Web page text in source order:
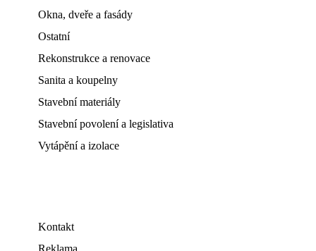
Okna, dveře a fasády
Ostatní
Rekonstrukce a renovace
Sanita a koupelny
Stavební materiály
Stavební povolení a legislativa
Vytápění a izolace
Kontakt
Reklama